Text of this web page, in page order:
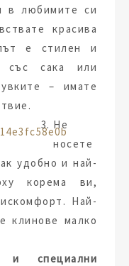
в любимите си
красива
е стилен и
със сака или
– имате
Не
носете
удобно и най-
корема ви,
Най-
клинове малко
и специални